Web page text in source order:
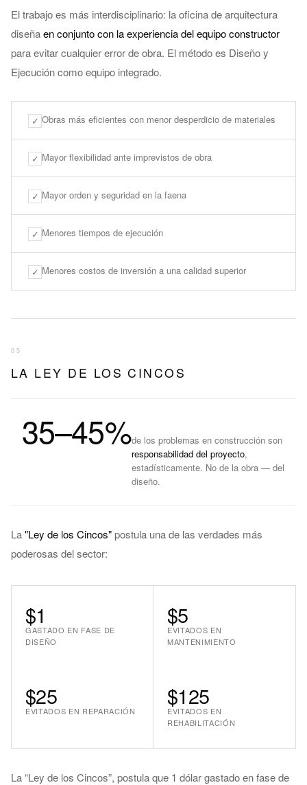
El trabajo es más interdisciplinario: la oficina de arquitectura
diseñaen conjunto con la experiencia del equipo constructor
para evitar cualquier error de obra. El método es Diseño y
Ejecución como equipo integrado.
✓ Obras más eficientes con menor desperdicio de materiales
✓ Mayor flexibilidad ante imprevistos de obra
✓ Mayor orden y seguridad en la faena
✓ Menores tiempos de ejecución
✓ Menores costos de inversión a una calidad superior
05
LA LEY DE LOS CINCOS
35–45%de los problemas en construcción son
responsabilidad del proyecto,
estadísticamente. No de la obra — del
diseño.
La"Ley de los Cincos"postula una de las verdades más
poderosas del sector:
$1
GASTADO EN FASE DE
DISEÑO
$5
EVITADOS EN
MANTENIMIENTO
$25
EVITADOS EN REPARACIÓN
$125
EVITADOS EN
REHABILITACIÓN
La “Ley de los Cincos”, postula que 1 dólar gastado en fase de